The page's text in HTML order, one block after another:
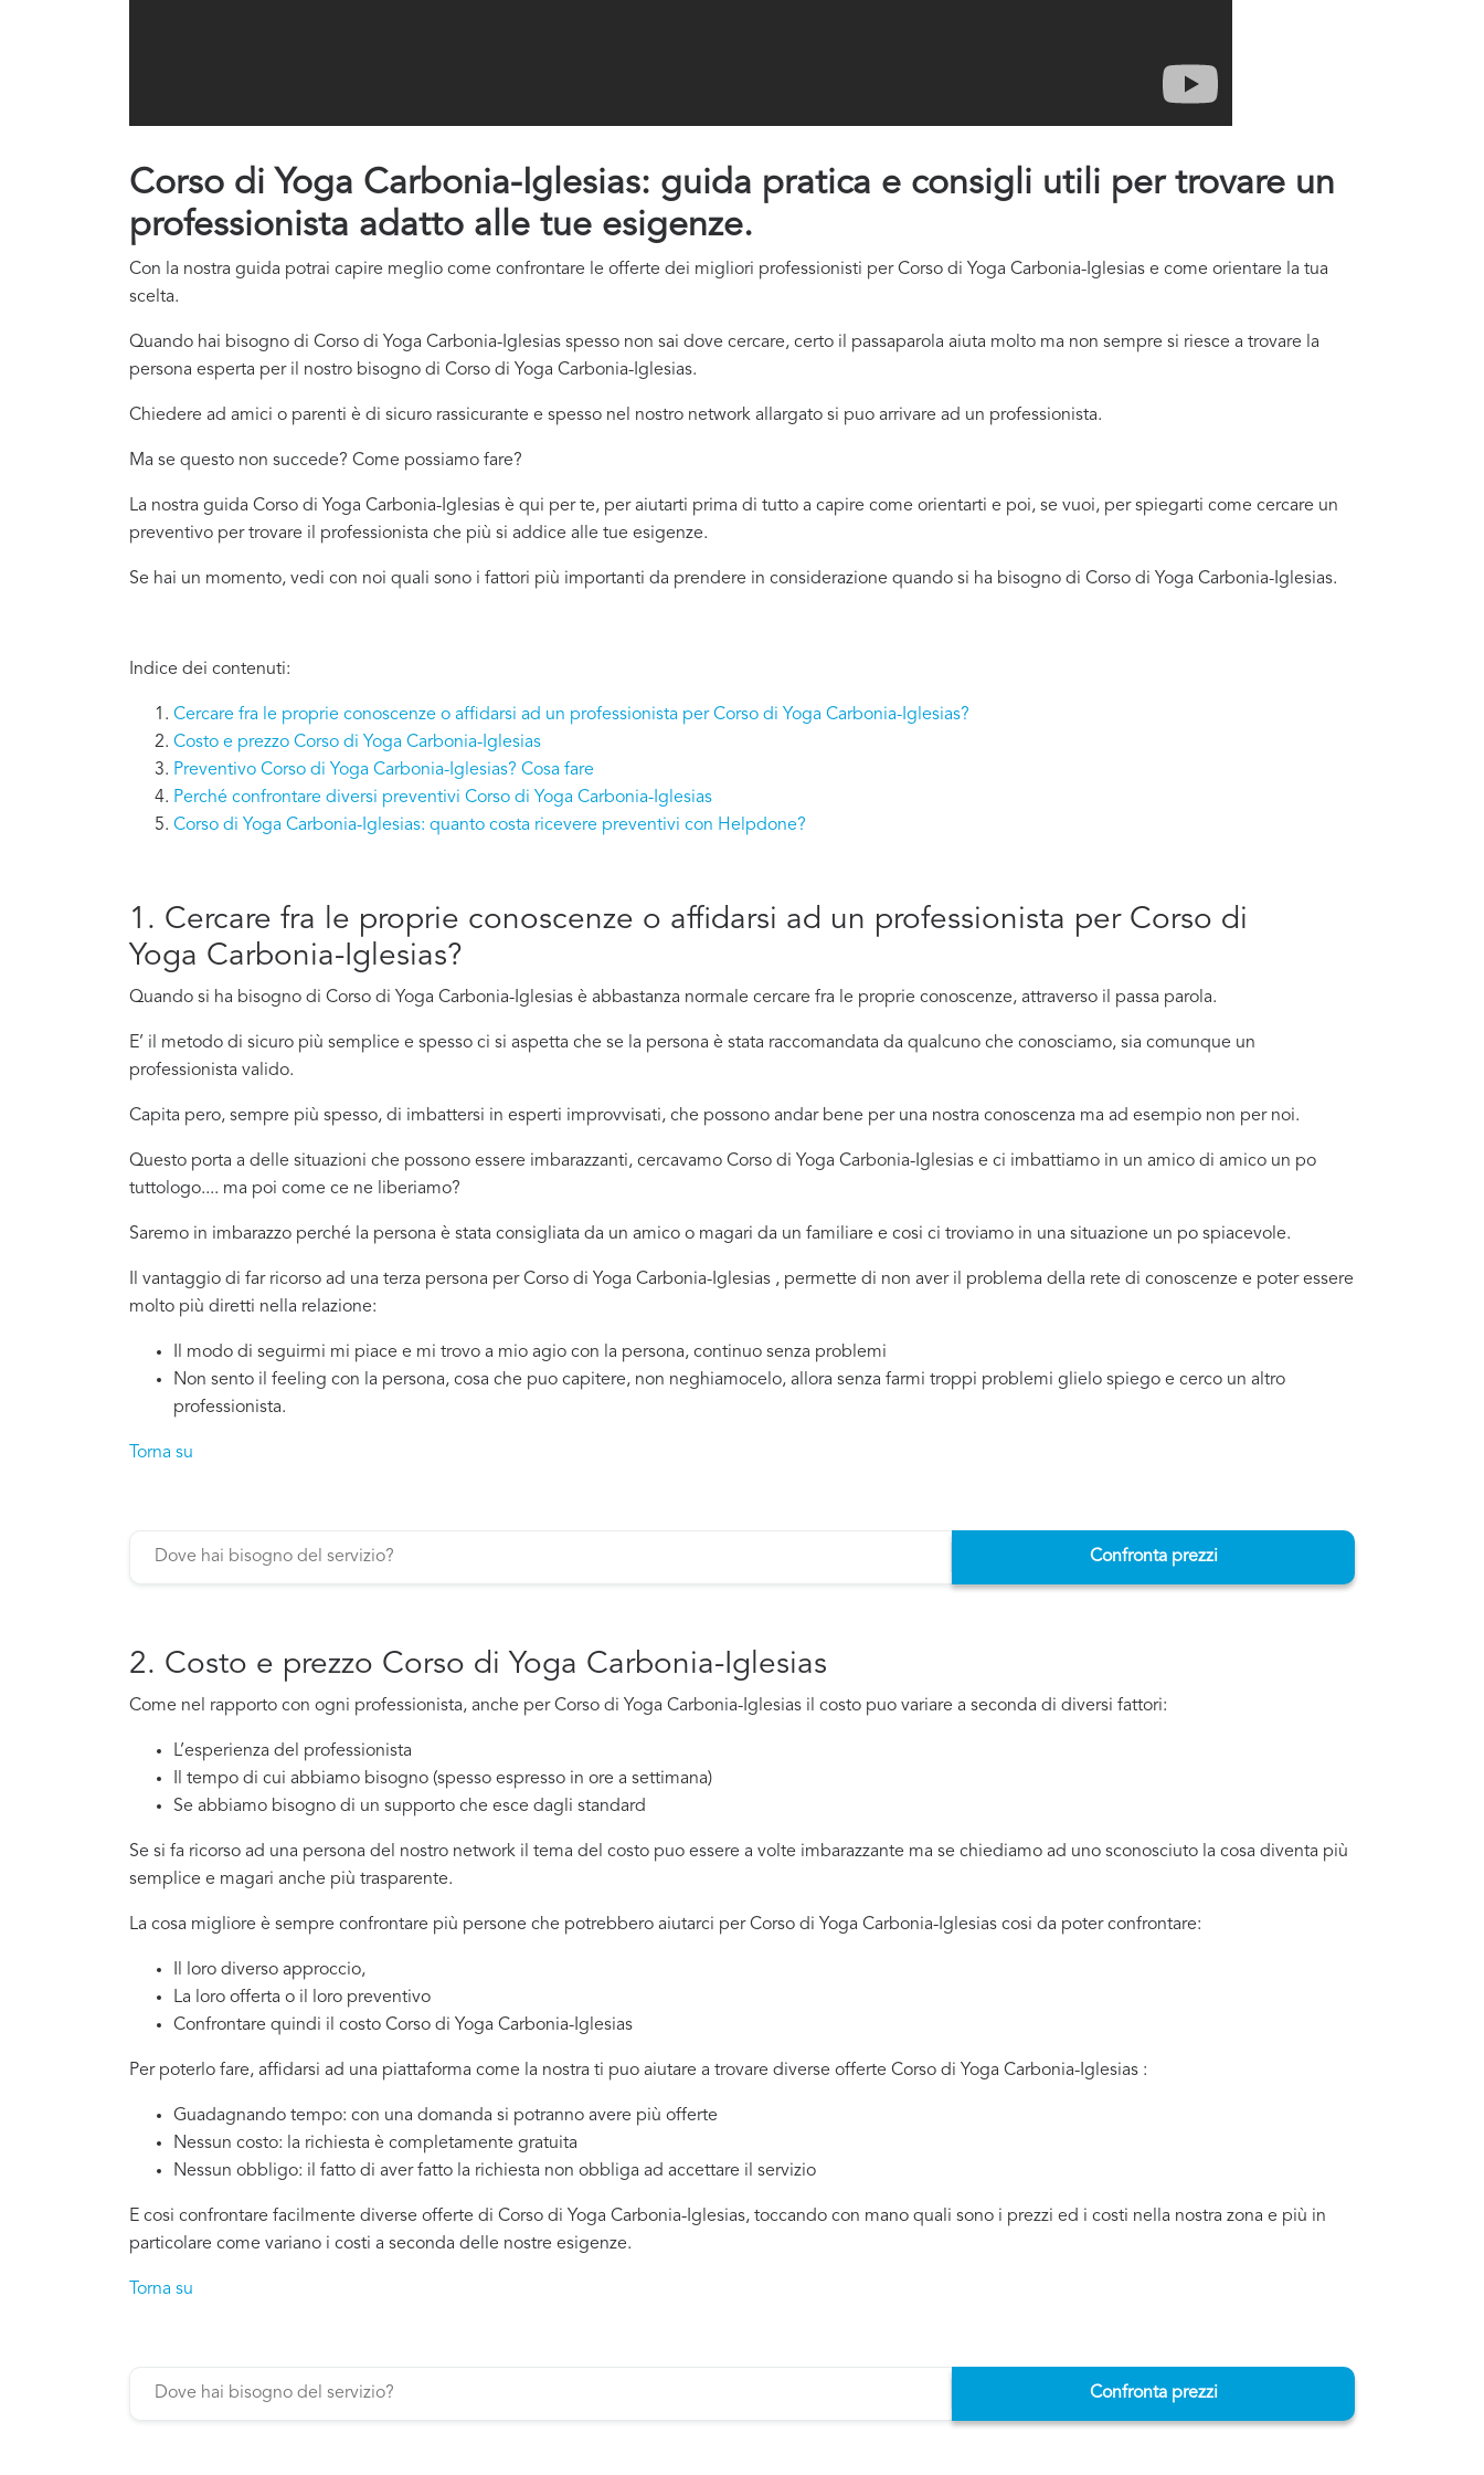
Corso di Yoga Carbonia-Iglesias: guida pratica e consigli utili per trovare un
professionista adatto alle tue esigenze.
Con la nostra guida potrai capire meglio come confrontare le offerte dei migliori professionisti per Corso di Yoga Carbonia-Iglesias e come orientare la tua
scelta.
Quando hai bisogno di Corso di Yoga Carbonia-Iglesias spesso non sai dove cercare, certo il passaparola aiuta molto ma non sempre si riesce a trovare la
persona esperta per il nostro bisogno di Corso di Yoga Carbonia-Iglesias.
Chiedere ad amici o parenti è di sicuro rassicurante e spesso nel nostro network allargato si puo arrivare ad un professionista.
Ma se questo non succede? Come possiamo fare?
La nostra guida Corso di Yoga Carbonia-Iglesias è qui per te, per aiutarti prima di tutto a capire come orientarti e poi, se vuoi, per spiegarti come cercare un
preventivo per trovare il professionista che più si addice alle tue esigenze.
Se hai un momento, vedi con noi quali sono i fattori più importanti da prendere in considerazione quando si ha bisogno di Corso di Yoga Carbonia-Iglesias.
Indice dei contenuti:
Cercare fra le proprie conoscenze o affidarsi ad un professionista per Corso di Yoga Carbonia-Iglesias?
Costo e prezzo Corso di Yoga Carbonia-Iglesias
Preventivo Corso di Yoga Carbonia-Iglesias? Cosa fare
Perché confrontare diversi preventivi Corso di Yoga Carbonia-Iglesias
Corso di Yoga Carbonia-Iglesias: quanto costa ricevere preventivi con Helpdone?
1. Cercare fra le proprie conoscenze o affidarsi ad un professionista per Corso di
Yoga Carbonia-Iglesias?
Quando si ha bisogno di Corso di Yoga Carbonia-Iglesias è abbastanza normale cercare fra le proprie conoscenze, attraverso il passa parola.
E’ il metodo di sicuro più semplice e spesso ci si aspetta che se la persona è stata raccomandata da qualcuno che conosciamo, sia comunque un
professionista valido.
Capita pero, sempre più spesso, di imbattersi in esperti improvvisati, che possono andar bene per una nostra conoscenza ma ad esempio non per noi.
Questo porta a delle situazioni che possono essere imbarazzanti, cercavamo Corso di Yoga Carbonia-Iglesias e ci imbattiamo in un amico di amico un po
tuttologo.... ma poi come ce ne liberiamo?
Saremo in imbarazzo perché la persona è stata consigliata da un amico o magari da un familiare e cosi ci troviamo in una situazione un po spiacevole.
Il vantaggio di far ricorso ad una terza persona per Corso di Yoga Carbonia-Iglesias , permette di non aver il problema della rete di conoscenze e poter essere
molto più diretti nella relazione:
Il modo di seguirmi mi piace e mi trovo a mio agio con la persona, continuo senza problemi
Non sento il feeling con la persona, cosa che puo capitere, non neghiamocelo, allora senza farmi troppi problemi glielo spiego e cerco un altro
professionista.
Torna su
Confronta prezzi
2. Costo e prezzo Corso di Yoga Carbonia-Iglesias
Come nel rapporto con ogni professionista, anche per Corso di Yoga Carbonia-Iglesias il costo puo variare a seconda di diversi fattori:
L’esperienza del professionista
Il tempo di cui abbiamo bisogno (spesso espresso in ore a settimana)
Se abbiamo bisogno di un supporto che esce dagli standard
Se si fa ricorso ad una persona del nostro network il tema del costo puo essere a volte imbarazzante ma se chiediamo ad uno sconosciuto la cosa diventa più
semplice e magari anche più trasparente.
La cosa migliore è sempre confrontare più persone che potrebbero aiutarci per Corso di Yoga Carbonia-Iglesias cosi da poter confrontare:
Il loro diverso approccio,
La loro offerta o il loro preventivo
Confrontare quindi il costo Corso di Yoga Carbonia-Iglesias
Per poterlo fare, affidarsi ad una piattaforma come la nostra ti puo aiutare a trovare diverse offerte Corso di Yoga Carbonia-Iglesias :
Guadagnando tempo: con una domanda si potranno avere più offerte
Nessun costo: la richiesta è completamente gratuita
Nessun obbligo: il fatto di aver fatto la richiesta non obbliga ad accettare il servizio
E cosi confrontare facilmente diverse offerte di Corso di Yoga Carbonia-Iglesias, toccando con mano quali sono i prezzi ed i costi nella nostra zona e più in
particolare come variano i costi a seconda delle nostre esigenze.
Torna su
Confronta prezzi